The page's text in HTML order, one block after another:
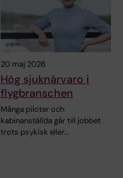
20 maj 2026
Hög sjuknärvaro i
flygbranschen
Många piloter och
kabinanställda går till jobbet
trots psykisk eller…